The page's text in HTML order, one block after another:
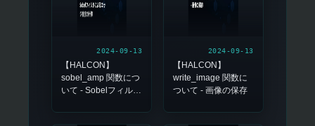
2024-09-13
【HALCON】
sobel_amp 関数につ
いて - Sobelフィルタ
計算
2024-09-13
【HALCON】
write_image 関数に
ついて - 画像の保存